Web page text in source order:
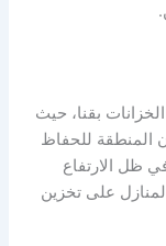
بقنا، حيث
المنطقة للحفاظ
ظل الارتفاع
على تخزين